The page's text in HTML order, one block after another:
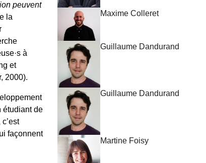
peuvent
la
à
et
2000).
étudiant de
façonnent
Maxime Colleret
Guillaume Dandurand
Guillaume Dandurand
Martine Foisy